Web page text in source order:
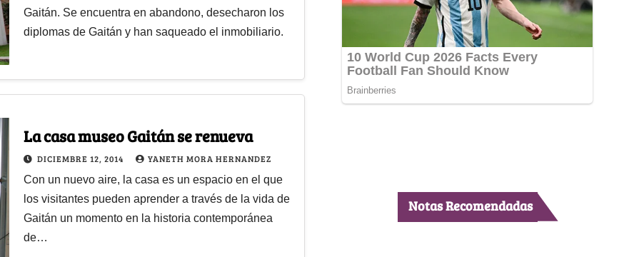
Gaitán. Se encuentra en abandono, desecharon los
diplomas de Gaitán y han saqueado el inmobiliario.
La casa museo Gaitán se renueva
DICIEMBRE 12, 2014 YANETH MORA HERNANDEZ
Con un nuevo aire, la casa es un espacio en el que
los visitantes pueden aprender a través de la vida de
Gaitán un momento en la historia contemporánea
de…
Notas Recomendadas